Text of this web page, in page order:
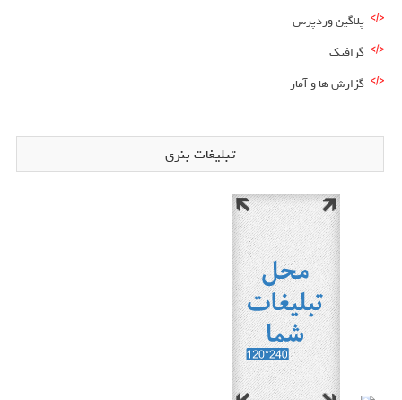
پلاگین وردپرس
گرافیک
گزارش ها و آمار
تبلیغات بنری